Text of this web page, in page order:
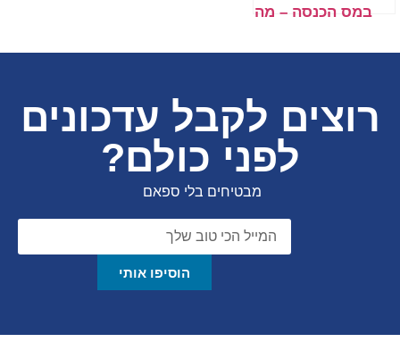
במס הכנסה – מה
רוצים לקבל עדכונים
לפני כולם?
מבטיחים בלי ספאם
הוסיפו אותי